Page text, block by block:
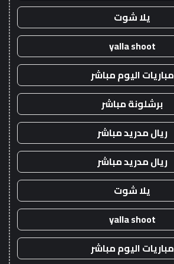
يلا شوت
yalla shoot
مباريات اليوم مباشر
برشلونة مباشر
ريال مدريد مباشر
ريال مدريد مباشر
يلا شوت
yalla shoot
مباريات اليوم مباشر